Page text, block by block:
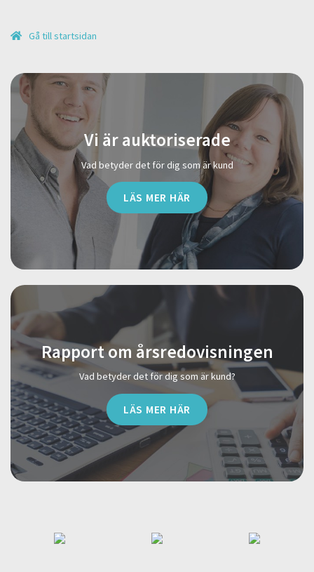
Gå till startsidan
Vi är auktoriserade
Vad betyder det för dig som är kund
LÄS MER HÄR
Rapport om årsredovisningen
Vad betyder det för dig som är kund?
LÄS MER HÄR